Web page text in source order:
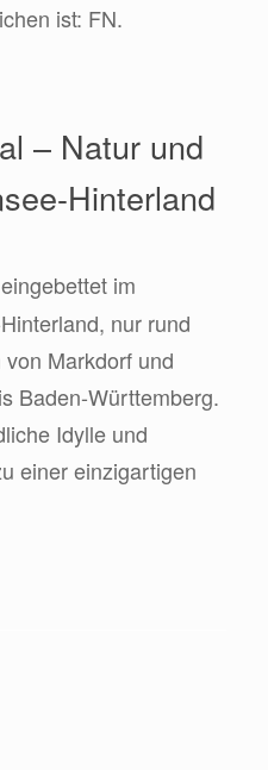
ist: FN.
– Natur und
Hinterland
im
nur rund
Markdorf und
Baden-Württemberg.
Idylle und
einer einzigartigen